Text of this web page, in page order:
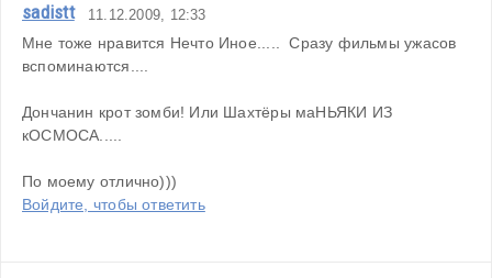
sadistt 11.12.2009, 12:33
Мне тоже нравится Нечто Иное.....  Сразу фильмы ужасов
вспоминаются....
Дончанин крот зомби! Или Шахтёры маНЬЯКИ ИЗ
кОСМОСА.....
По моему отлично)))
Войдите, чтобы ответить